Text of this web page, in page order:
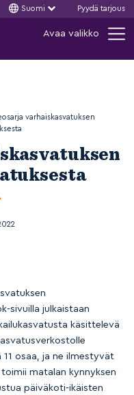
Suomi Pyydä tarjous
Avaa valikko
varhaiskasvatuksen
sivuilla julkaistaan
käsittelevä
osaa, ja ne ilmestyvät
matalan kynnyksen
päiväkoti-ikäisten